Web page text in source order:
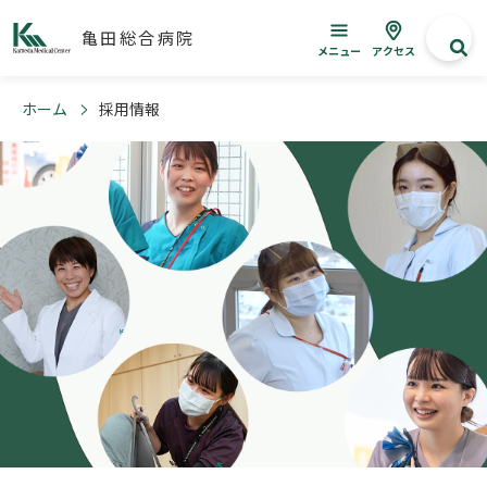
亀田総合病院
メニュー アクセス
ホーム 採用情報